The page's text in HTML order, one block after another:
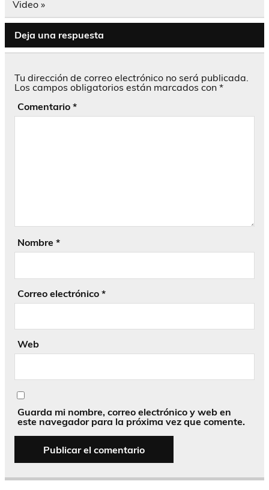
entradas
Video »
Deja una respuesta
Tu dirección de correo electrónico no será publicada.
Los campos obligatorios están marcados con *
Comentario *
Nombre *
Correo electrónico *
Web
Guarda mi nombre, correo electrónico y web en
este navegador para la próxima vez que comente.